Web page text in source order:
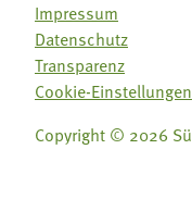
Impressum
Datenschutz
Transparenz
Cookie-Einstellungen
Copyright © 2026